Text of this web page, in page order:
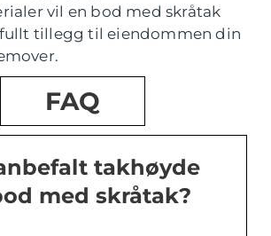
vil en bod med skråtak
tillegg til eiendommen din
FAQ
takhøyde
med skråtak?